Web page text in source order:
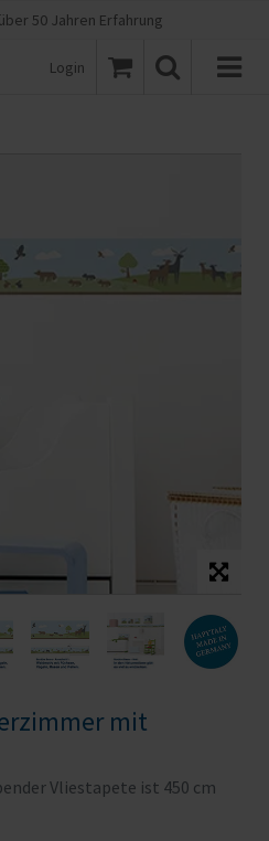
50 Jahren Erfahrung
Login
mit
Vliestapete ist 450 cm